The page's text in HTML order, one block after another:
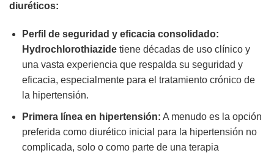
diuréticos:
Perfil de seguridad y eficacia consolidado:
Hydrochlorothiazidetiene décadas de uso clínico y
una vasta experiencia que respalda su seguridad y
eficacia, especialmente para el tratamiento crónico de
la hipertensión.
Primera línea en hipertensión: A menudo es la opción
preferida como diurético inicial para la hipertensión no
complicada, solo o como parte de una terapia